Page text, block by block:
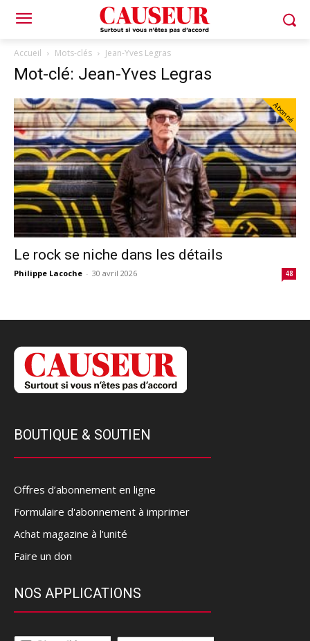
Accueil Mots-clés Jean-Yves Legras
Mot-clé: Jean-Yves Legras
Abonné
Le rock se niche dans les détails
Philippe Lacoche - 30 avril 2026 48
BOUTIQUE & SOUTIEN
Offres d’abonnement en ligne
Formulaire d'abonnement à imprimer
Achat magazine à l'unité
Faire un don
NOS APPLICATIONS